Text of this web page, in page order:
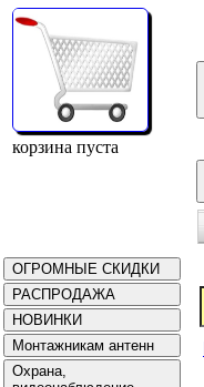
корзина пуста